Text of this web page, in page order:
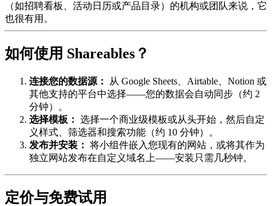
（如招聘看板、活动日历或产品目录）的机构或团队来说，它
也很有用。
如何使用 Shareables？
连接您的数据源：
从 Google Sheets、Airtable、Notion 或
其他支持的平台中选择——您的数据会自动同步（约 2
分钟）。
选择模板： 选择一个商业级模板或从头开始，然后自定
义样式、筛选器和搜索功能（约 10 分钟）。
发布并安装： 将小组件嵌入您现有的网站，或将其作为
独立网站发布在自定义域名上——安装只需几秒钟。
定价与免费试用